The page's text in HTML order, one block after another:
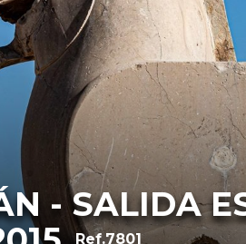
- SALIDA
Ref.7801